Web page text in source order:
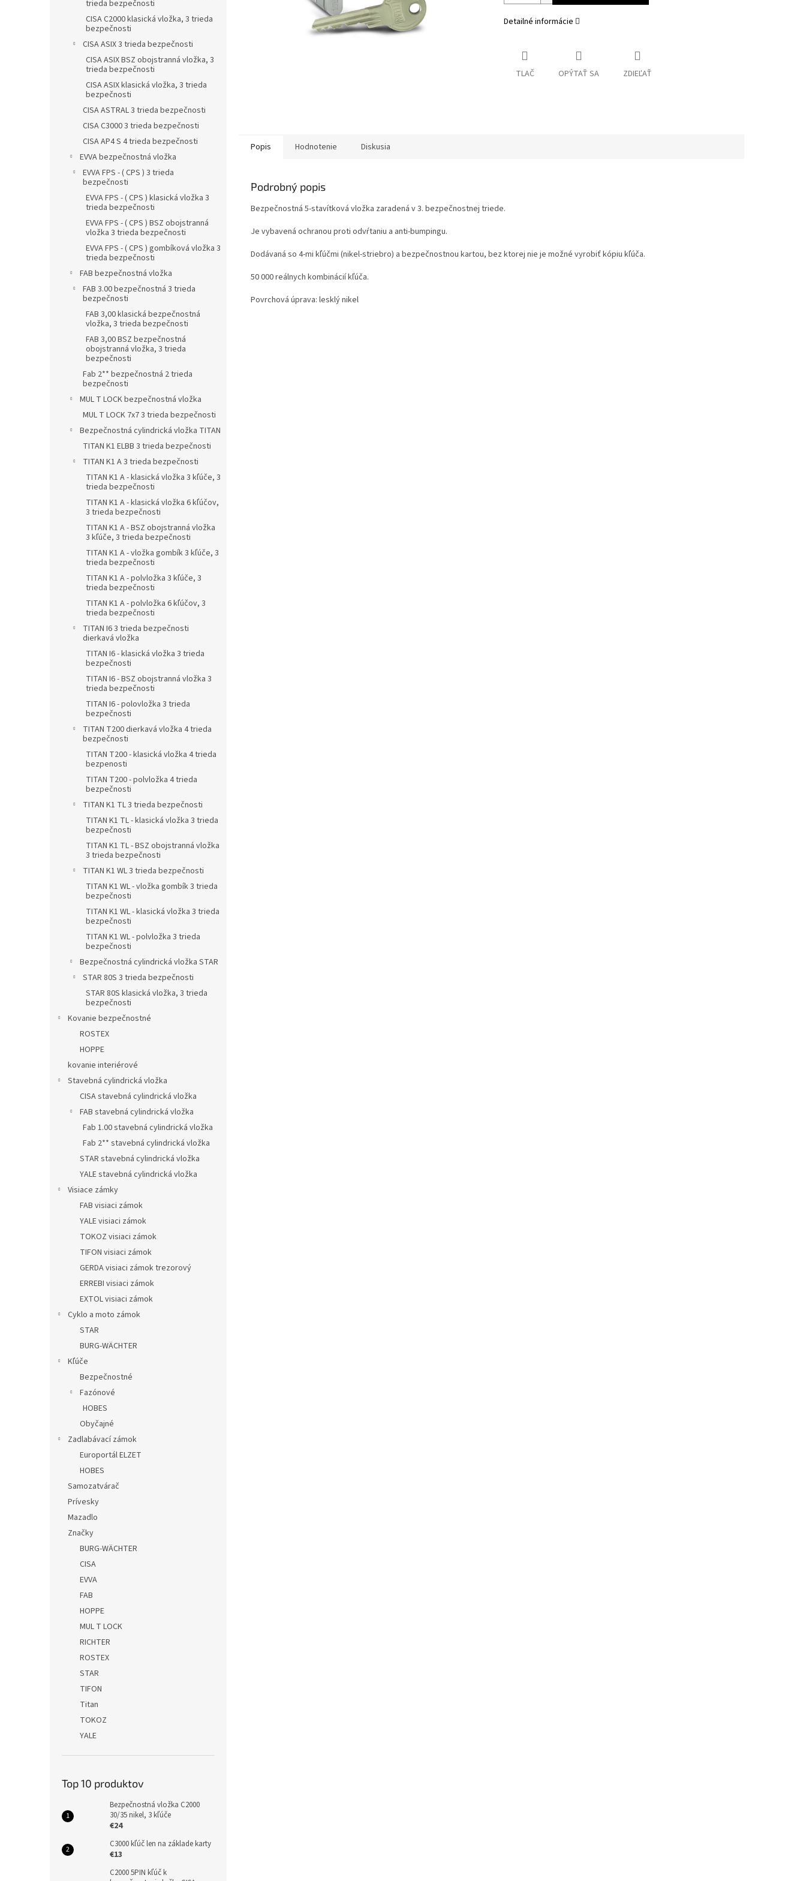
trieda bezpečnosti
CISA C2000 klasická vložka, 3 trieda
bezpečnosti
CISA ASIX 3 trieda bezpečnosti
CISA ASIX BSZ obojstranná vložka, 3
trieda bezpečnosti
CISA ASIX klasická vložka, 3 trieda
bezpečnosti
CISA ASTRAL 3 trieda bezpečnosti
CISA C3000 3 trieda bezpečnosti
CISA AP4 S 4 trieda bezpečnosti
EVVA bezpečnostná vložka
EVVA FPS - ( CPS ) 3 trieda
bezpečnosti
EVVA FPS - ( CPS ) klasická vložka 3
trieda bezpečnosti
EVVA FPS - ( CPS ) BSZ obojstranná
vložka 3 trieda bezpečnosti
EVVA FPS - ( CPS ) gombíková vložka 3
trieda bezpečnosti
FAB bezpečnostná vložka
FAB 3.00 bezpečnostná 3 trieda
bezpečnosti
FAB 3,00 klasická bezpečnostná
vložka, 3 trieda bezpečnosti
FAB 3,00 BSZ bezpečnostná
obojstranná vložka, 3 trieda
bezpečnosti
Fab 2** bezpečnostná 2 trieda
bezpečnosti
MUL T LOCK bezpečnostná vložka
MUL T LOCK 7x7 3 trieda bezpečnosti
Bezpečnostná cylindrická vložka TITAN
TITAN K1 ELBB 3 trieda bezpečnosti
TITAN K1 A 3 trieda bezpečnosti
TITAN K1 A - klasická vložka 3 kľúče, 3
trieda bezpečnosti
TITAN K1 A - klasická vložka 6 kľúčov,
3 trieda bezpečnosti
TITAN K1 A - BSZ obojstranná vložka
3 kľúče, 3 trieda bezpečnosti
TITAN K1 A - vložka gombík 3 kľúče, 3
trieda bezpečnosti
TITAN K1 A - polvložka 3 kľúče, 3
trieda bezpečnosti
TITAN K1 A - polvložka 6 kľúčov, 3
trieda bezpečnosti
TITAN I6 3 trieda bezpečnosti
dierkavá vložka
TITAN I6 - klasická vložka 3 trieda
bezpečnosti
TITAN I6 - BSZ obojstranná vložka 3
trieda bezpečnosti
TITAN I6 - polovložka 3 trieda
bezpečnosti
TITAN T200 dierkavá vložka 4 trieda
bezpečnosti
TITAN T200 - klasická vložka 4 trieda
bezpenosti
TITAN T200 - polvložka 4 trieda
bezpečnosti
TITAN K1 TL 3 trieda bezpečnosti
TITAN K1 TL - klasická vložka 3 trieda
bezpečnosti
TITAN K1 TL - BSZ obojstranná vložka
3 trieda bezpečnosti
TITAN K1 WL 3 trieda bezpečnosti
TITAN K1 WL - vložka gombík 3 trieda
bezpečnosti
TITAN K1 WL - klasická vložka 3 trieda
bezpečnosti
TITAN K1 WL - polvložka 3 trieda
bezpečnosti
Bezpečnostná cylindrická vložka STAR
STAR 80S 3 trieda bezpečnosti
STAR 80S klasická vložka, 3 trieda
bezpečnosti
Kovanie bezpečnostné
ROSTEX
HOPPE
kovanie interiérové
Stavebná cylindrická vložka
CISA stavebná cylindrická vložka
FAB stavebná cylindrická vložka
Fab 1.00 stavebná cylindrická vložka
Fab 2** stavebná cylindrická vložka
STAR stavebná cylindrická vložka
YALE stavebná cylindrická vložka
Visiace zámky
FAB visiaci zámok
YALE visiaci zámok
TOKOZ visiaci zámok
TIFON visiaci zámok
GERDA visiaci zámok trezorový
ERREBI visiaci zámok
EXTOL visiaci zámok
Cyklo a moto zámok
STAR
BURG-WÄCHTER
Kľúče
Bezpečnostné
Fazónové
HOBES
Obyčajné
Zadlabávací zámok
Europortál ELZET
HOBES
Samozatvárač
Prívesky
Mazadlo
Značky
BURG-WÄCHTER
CISA
EVVA
FAB
HOPPE
MUL T LOCK
RICHTER
ROSTEX
STAR
TIFON
Titan
TOKOZ
YALE
Top 10 produktov
Bezpečnostná vložka C2000
30/35 nikel, 3 kľúče
€24
C3000 kľúč len na základe karty
€13
C2000 5PIN kľúč k
Detailné informácie
TLAČ OPÝTAŤ SA ZDIEĽAŤ
Popis Hodnotenie Diskusia
Podrobný popis
Bezpečnostná 5-stavítková vložka zaradená v 3. bezpečnostnej triede.
Je vybavená ochranou proti odvŕtaniu a anti-bumpingu.
Dodávaná so 4-mi kľúčmi (nikel-striebro) a bezpečnostnou kartou, bez ktorej nie je možné vyrobiť kópiu kľúča.
50 000 reálnych kombinácií kľúča.
Povrchová úprava: lesklý nikel